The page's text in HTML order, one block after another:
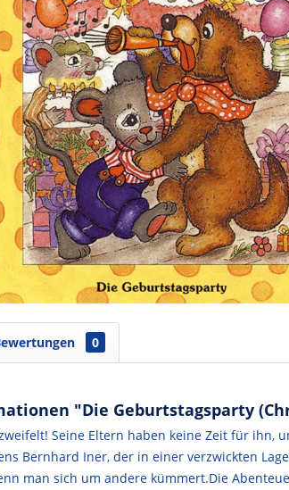
0
"Die Geburtstagsparty
Seine Eltern haben keine Zeit für ihn,
Bernhard Iner, der in einer verzwickten
man sich um andere kümmert.Die